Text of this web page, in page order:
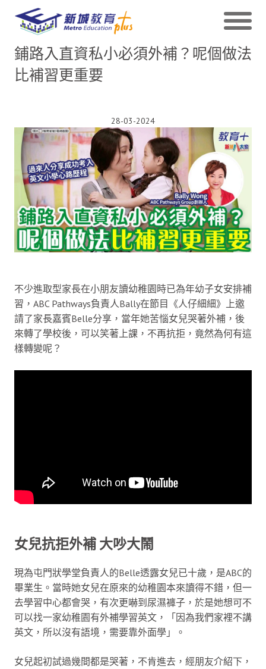
鋪路入直資私小必須外補？呢個做法
比補習更重要
28-03-2024
不少進取型家長在小朋友讀幼稚園時已為年幼子女安排補
習，ABC Pathways負責人Bally在節目《人仔細細》上邀
請了家長嘉賓Belle分享，當年她苦惱女兒哭著外補，後
來轉了學校後，可以笑著上課，不再抗拒，竟然為何有這
樣轉變呢？
女兒抗拒外補 大吵大鬧
現為屯門狀學堂負責人的Belle透露女兒已十歲，是ABC的
畢業生。當時她女兒在原來的幼稚園本來讀得不錯，但一
去學習中心都會哭，有次更嚇到尿濕褲子，於是她想可不
可以找一家幼稚園有外補學習英文，「因為我們家裡不講
英文，所以沒有語境，需要靠外面學」。
女兒起初試過幾間都是哭著，不肯進去，經朋友介紹下，